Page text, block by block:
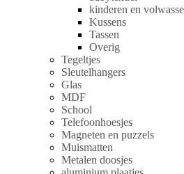
kinderen en
Kussens
Tassen
Overig
Tegeltjes
Sleutelhangers
Glas
MDF
School
Telefoonhoesjes
Magneten en puzzels
Muismatten
Metalen doosjes